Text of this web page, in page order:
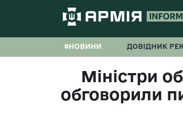
#НОВИНИ ДОВІДНИК
Міністри
обговорили